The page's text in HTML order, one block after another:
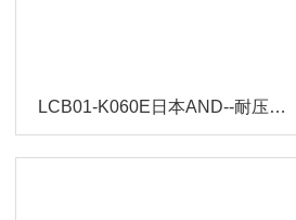
LCB01-K060E日本AND--耐压防爆单点称重传感器